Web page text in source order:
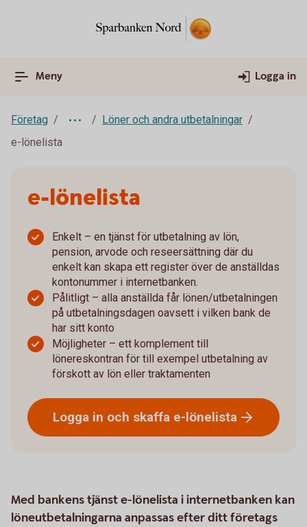
Meny Logga in
Företag
Löner och andra utbetalningar
e-lönelista
e-lönelista
Enkelt – en tjänst för utbetalning av lön,
pension, arvode och reseersättning där du
enkelt kan skapa ett register över de anställdas
kontonummer i internetbanken.
Pålitligt – alla anställda får lönen/utbetalningen
på utbetalningsdagen oavsett i vilken bank de
har sitt konto
Möjligheter – ett komplement till
lönereskontran för till exempel utbetalning av
förskott av lön eller traktamenten
Logga in och skaffa e-lönelista
Med bankens tjänst e-lönelista i internetbanken kan
löneutbetalningarna anpassas efter ditt företags